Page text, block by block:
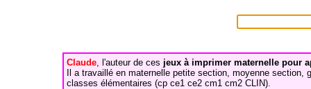
Claude , l'auteur de ces jeux à imprimer maternelle pour
Il a travaillé en maternelle petite section, moyenne
classes élémentaires (cp ce1 ce2 cm1 cm2 CLIN).